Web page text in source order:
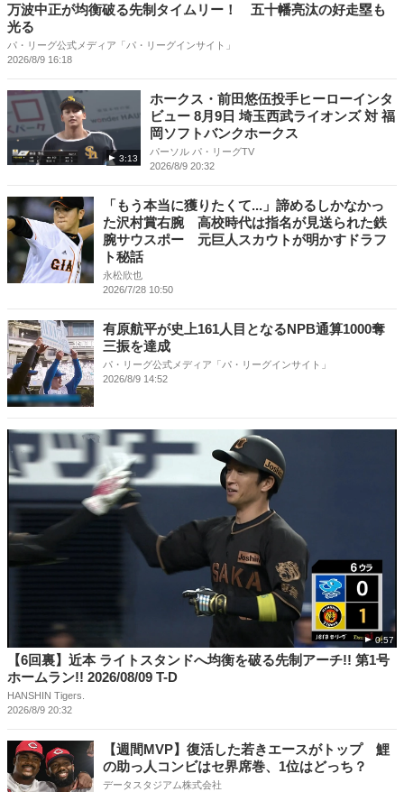
万波中正が均衡破る先制タイムリー！ 五十幡亮汰の好走塁も
光る
パ・リーグ公式メディア「パ・リーグインサイト」
2026/8/9 16:18
3:13
ホークス・前田悠伍投手ヒーローインタ
ビュー 8月9日 埼玉西武ライオンズ 対 福
岡ソフトバンクホークス
パーソル パ・リーグTV
2026/8/9 20:32
「もう本当に獲りたくて...」諦めるしかなかっ
た沢村賞右腕 高校時代は指名が見送られた鉄
腕サウスポー 元巨人スカウトが明かすドラフ
ト秘話
永松欣也
2026/7/28 10:50
有原航平が史上161人目となるNPB通算1000奪
三振を達成
パ・リーグ公式メディア「パ・リーグインサイト」
2026/8/9 14:52
0:57
【6回裏】近本 ライトスタンドへ均衡を破る先制アーチ!! 第1号
ホームラン!! 2026/08/09 T-D
HANSHIN Tigers.
2026/8/9 20:32
【週間MVP】復活した若きエースがトップ 鯉
の助っ人コンビはセ界席巻、1位はどっち？
データスタジアム株式会社